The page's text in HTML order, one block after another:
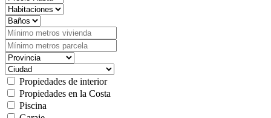
Propiedades de interior
Propiedades en la Costa
Piscina